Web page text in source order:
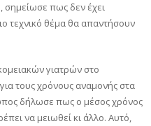
σημείωσε πως δεν έχει
τεχνικό θέμα θα απαντήσουν
γιατρών στο
τους χρόνους αναμονής στα
δήλωσε πως ο μέσος χρόνος
να μειωθεί κι άλλο. Αυτό,